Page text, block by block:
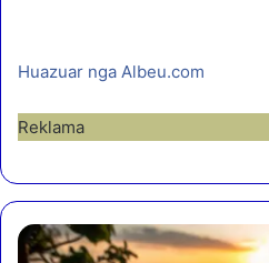
Huazuar nga Albeu.com
Reklama
K